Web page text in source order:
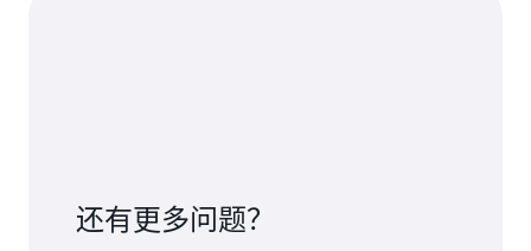
还有更多问题？